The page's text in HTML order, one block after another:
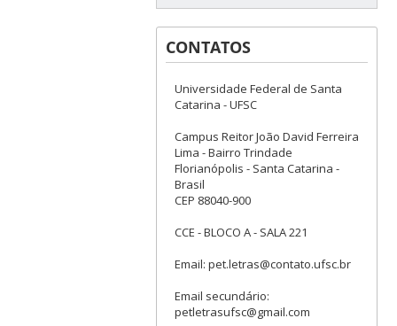
CONTATOS
Universidade Federal de Santa
Catarina - UFSC
Campus Reitor João David Ferreira
Lima - Bairro Trindade
Florianópolis - Santa Catarina -
Brasil
CEP 88040-900
CCE - BLOCO A - SALA 221
Email: pet.letras@contato.ufsc.br
Email secundário:
petletrasufsc@gmail.com